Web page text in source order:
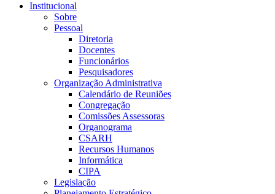
Institucional
Sobre
Pessoal
Diretoria
Docentes
Funcionários
Pesquisadores
Organização Administrativa
Calendário de Reuniões
Congregação
Comissões Assessoras
Organograma
CSARH
Recursos Humanos
Informática
CIPA
Legislação